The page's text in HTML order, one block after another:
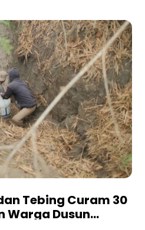
Tebing Curam 30
Warga Dusun